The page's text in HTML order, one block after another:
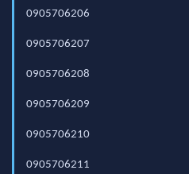
0905706206
0905706207
0905706208
0905706209
0905706210
0905706211